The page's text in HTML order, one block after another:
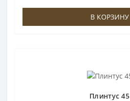
В КОРЗИНУ
Плинтус 45